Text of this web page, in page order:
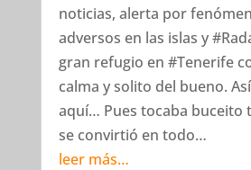
noticias, alerta por
adversos en las islas y
gran refugio en #Tenerife
calma y solito del bueno.
aquí… Pues tocaba buceito
se convirtió en todo…
leer más…